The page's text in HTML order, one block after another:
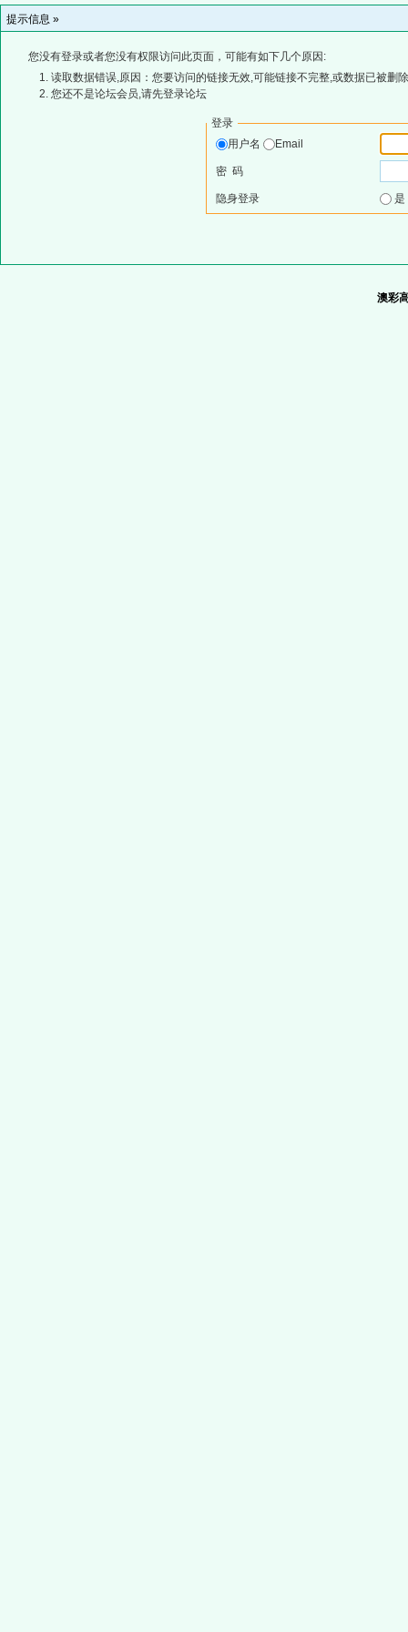
提示信息 »
您没有登录或者您没有权限访问此页面，可能有如下几个原因:
读取数据错误,原因：您要访问的链接无效,可能链接不完整,或数据已被删
您还不是论坛会员,请先登录论坛
登录
用户名
Email
密 码
隐身登录
澳彩